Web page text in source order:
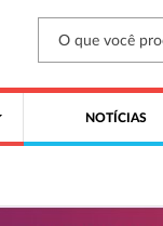
NOTÍCIAS